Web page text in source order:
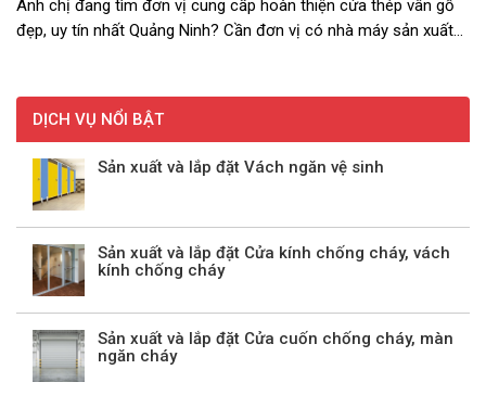
DỊCH VỤ NỔI BẬT
Sản xuất và lắp đặt Vách ngăn vệ sinh
Sản xuất và lắp đặt Cửa kính chống cháy, vách
kính chống cháy
Sản xuất và lắp đặt Cửa cuốn chống cháy, màn
ngăn cháy
Anh chị đang tìm đơn vị cung cấp hoàn thiện cửa thép vân gỗ
đẹp, uy tín nhất Quảng Ninh? Cần đơn vị có nhà máy sản xuất